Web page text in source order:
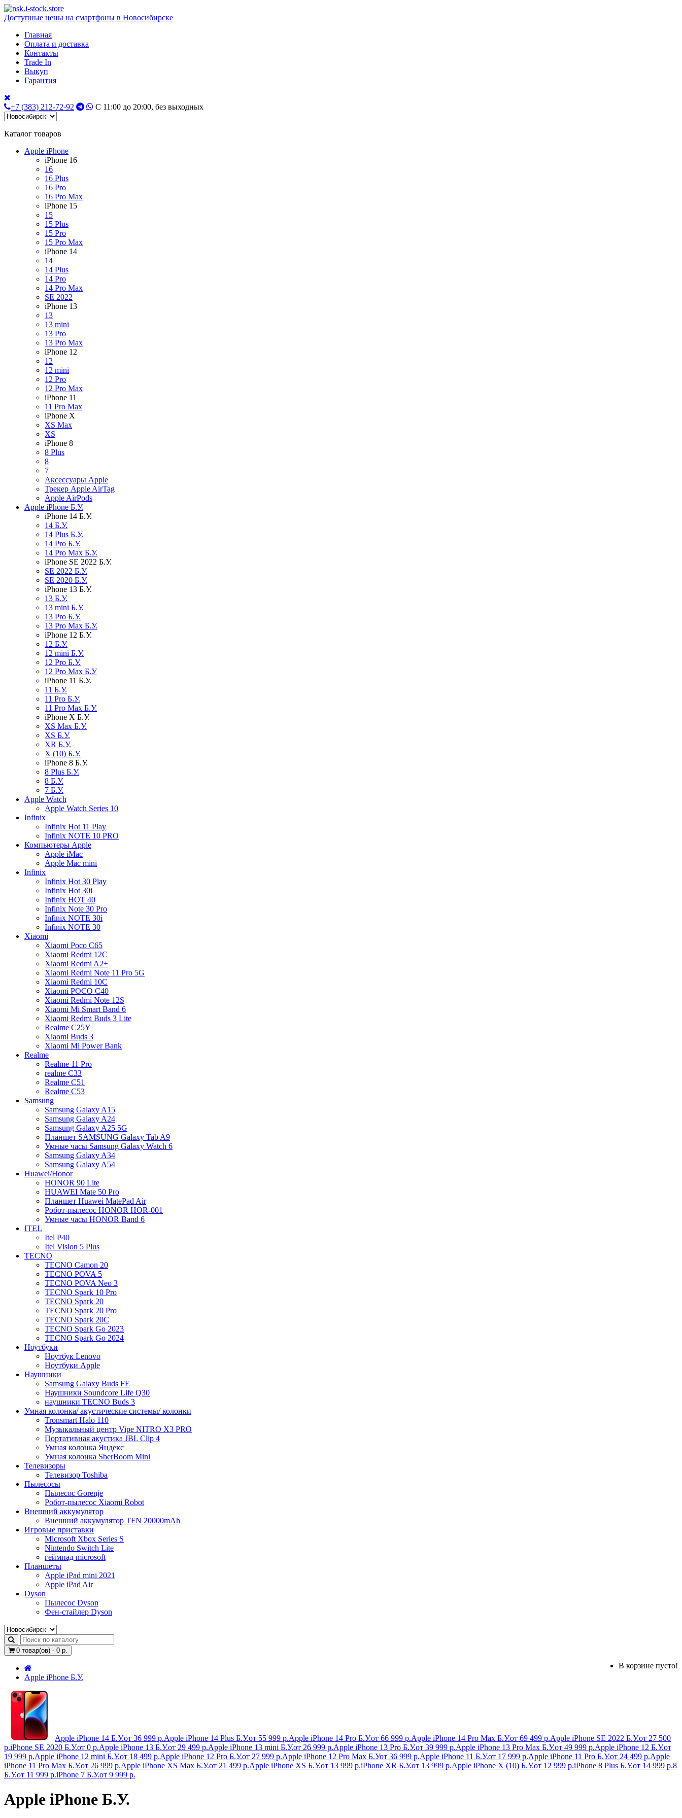
Доступные цены на смартфоны в Новосибирске
Главная
Оплата и доставка
Контакты
Trade In
Выкуп
Гарантия
+7 (383) 212-72-92 С 11:00 до 20:00, без выходных
Каталог товаров
Apple iPhone
iPhone 16
16
16 Plus
16 Pro
16 Pro Max
iPhone 15
15
15 Plus
15 Pro
15 Pro Max
iPhone 14
14
14 Plus
14 Pro
14 Pro Max
SE 2022
iPhone 13
13
13 mini
13 Pro
13 Pro Max
iPhone 12
12
12 mini
12 Pro
12 Pro Max
iPhone 11
11 Pro Max
iPhone X
XS Max
XS
iPhone 8
8 Plus
8
7
Аксессуары Apple
Трекер Apple AirTag
Apple AirPods
Apple iPhone Б.У.
iPhone 14 Б.У.
14 Б.У.
14 Plus Б.У.
14 Pro Б.У.
14 Pro Max Б.У.
iPhone SE 2022 Б.У.
SE 2022 Б.У.
SE 2020 Б.У.
iPhone 13 Б.У.
13 Б.У.
13 mini Б.У.
13 Pro Б.У.
13 Pro Max Б.У.
iPhone 12 Б.У.
12 Б.У.
12 mini Б.У.
12 Pro Б.У.
12 Pro Max Б.У
iPhone 11 Б.У.
11 Б.У.
11 Pro Б.У.
11 Pro Max Б.У.
iPhone X Б.У.
XS Max Б.У.
XS Б.У.
XR Б.У.
X (10) Б.У.
iPhone 8 Б.У.
8 Plus Б.У.
8 Б.У.
7 Б.У.
Apple Watch
Apple Watch Series 10
Infinix
Infinix Hot 11 Play
Infinix NOTE 10 PRO
Компьютеры Apple
Apple iMac
Apple Mac mini
Infinix
Infinix Hot 30 Play
Infinix Hot 30i
Infinix HOT 40
Infinix Note 30 Pro
Infinix NOTE 30i
Infinix NOTE 30
Xiaomi
Xiaomi Poco C65
Xiaomi Redmi 12C
Xiaomi Redmi A2+
Xiaomi Redmi Note 11 Pro 5G
Xiaomi Redmi 10C
Xiaomi POCO C40
Xiaomi Redmi Note 12S
Xiaomi Mi Smart Band 6
Xiaomi Redmi Buds 3 Lite
Realme C25Y
Xiaomi Buds 3
Xiaomi Mi Power Bank
Realme
Realme 11 Pro
realme C33
Realme C51
Realme C53
Samsung
Samsung Galaxy A15
Samsung Galaxy A24
Samsung Galaxy A25 5G
Планшет SAMSUNG Galaxy Tab A9
Умные часы Samsung Galaxy Watch 6
Samsung Galaxy A34
Samsung Galaxy A54
Huawei/Honor
HONOR 90 Lite
HUAWEI Mate 50 Pro
Планшет Huawei MatePad Air
Робот-пылесос HONOR HOR-001
Умные часы HONOR Band 6
ITEL
Itel P40
Itel Vision 5 Plus
TECNO
TECNO Camon 20
TECNO POVA 5
TECNO POVA Neo 3
TECNO Spark 10 Pro
TECNO Spark 20
TECNO Spark 20 Pro
TECNO Spark 20C
TECNO Spark Go 2023
TECNO Spark Go 2024
Ноутбуки
Ноутбук Lenovo
Ноутбуки Apple
Наушники
Samsung Galaxy Buds FE
Наушники Soundcore Life Q30
наушники TECNO Buds 3
Умная колонка/ акустические системы/ колонки
Tronsmart Halo 110
Музыкальный центр Vipe NITRO X3 PRO
Портативная акустика JBL Clip 4
Умная колонка Яндекс
Умная колонка SberBoom Mini
Телевизоры
Телевизор Toshiba
Пылесосы
Пылесос Gorenje
Робот-пылесос Xiaomi Robot
Внешний аккумулятор
Внешний аккумулятор TFN 20000mAh
Игровые приставки
Microsoft Xbox Series S
Nintendo Switch Lite
геймпад microsoft
Планшеты
Apple iPad mini 2021
Apple iPad Air
Dyson
Пылесос Dyson
Фен-стайлер Dyson
0 товар(ов) - 0 р.
В корзине пусто!
Apple iPhone Б.У.
Apple iPhone 14 Б.У.от 36 999 р.Apple iPhone 14 Plus Б.У.от 55 999 р.Apple iPhone 14 Pro Б.У.от 66 999 р.Apple iPhone 14 Pro Max Б.У.от 69 499 р.Apple iPhone SE 2022 Б.У.от 27 500
р.iPhone SE 2020 Б.У.от 0 р.Apple iPhone 13 Б.У.от 29 499 р.Apple iPhone 13 mini Б.У.от 26 999 р.Apple iPhone 13 Pro Б.У.от 39 999 р.Apple iPhone 13 Pro Max Б.У.от 49 999 р.Apple iPhone 12 Б.У.от
19 999 р.Apple iPhone 12 mini Б.У.от 18 499 р.Apple iPhone 12 Pro Б.У.от 27 999 р.Apple iPhone 12 Pro Max Б.Уот 36 999 р.Apple iPhone 11 Б.У.от 17 999 р.Apple iPhone 11 Pro Б.У.от 24 499 р.Apple
iPhone 11 Pro Max Б.У.от 26 999 р.Apple iPhone XS Max Б.У.от 21 499 р.Apple iPhone XS Б.У.от 13 999 р.iPhone XR Б.У.от 13 999 р.Apple iPhone X (10) Б.У.от 12 999 р.iPhone 8 Plus Б.У.от 14 999 р.8
Б.У.от 11 999 р.iPhone 7 Б.У.от 9 999 р.
Apple iPhone Б.У.